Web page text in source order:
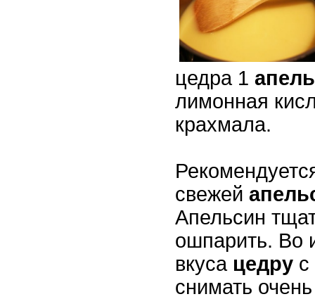
цедра 1
лимонная
крахмала.
свежей
Апельсин
ошпарить. Во
вкуса цедру с
снимать